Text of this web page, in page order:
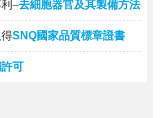
–去細胞器官及其製備方法
SNQ國家品質標章證書
可